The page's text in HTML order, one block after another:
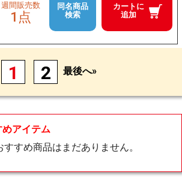
カートに
追加
週間販売数
1点
同名商品
検索
1 2 最後へ»
アイテム
すめ商品はまだありません。